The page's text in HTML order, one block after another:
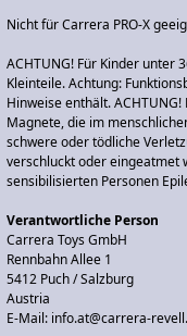
Nicht für Carrera PRO-X
ACHTUNG! Für Kinder unter
Kleinteile. Achtung:
Hinweise enthält.
Magnete, die im
schwere oder tödliche
verschluckt oder eingeatmet
sensibilisierten Personen
Verantwortliche Person
Carrera Toys GmbH
Rennbahn Allee 1
5412 Puch / Salzburg
Austria
E-Mail: info.at@carrera-